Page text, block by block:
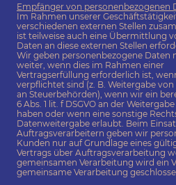
Empfänger von personenbezogenen
Im Rahmen unserer
verschiedenen externen Stellen
ist teilweise auch eine Übermittlung
Daten an diese externen Stellen
Wir geben personenbezogene Daten
weiter, wenn dies im Rahmen einer
Vertragserfüllung erforderlich ist,
verpflichtet sind (z. B. Weitergabe von
an Steuerbehörden), wenn wir ein
6 Abs. 1 lit. f DSGVO an der Weitergabe
haben oder wenn eine sonstige
Datenweitergabe erlaubt. Beim
Auftragsverarbeitern geben wir
Kunden nur auf Grundlage eines
Vertrags über Auftragsverarbeitung
gemeinsamen Verarbeitung wird ein
gemeinsame Verarbeitung